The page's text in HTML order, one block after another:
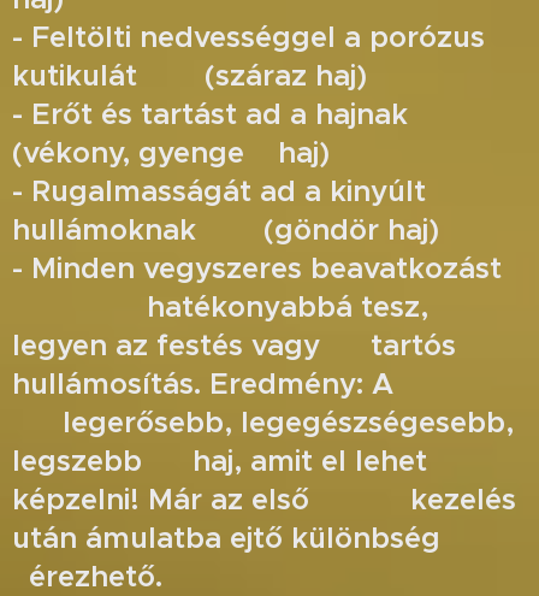
- Feltölti nedvességgel a porózus
kutikulát (száraz haj)
- Erőt és tartást ad a hajnak
(vékony, gyenge haj)
- Rugalmasságát ad a kinyúlt
hullámoknak (göndör haj)
- Minden vegyszeres beavatkozást
hatékonyabbá tesz,
legyen az festés vagy tartós
hullámosítás. Eredmény: A
legerősebb, legegészségesebb,
legszebb haj, amit el lehet
képzelni! Már az első kezelés
után ámulatba ejtő különbség
érezhető.